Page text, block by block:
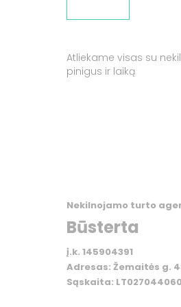
Atliekame visas su
pinigus ir laiką
Nekilnojamo turto
Būsterta
į.k. 145904391
Adresas: Žemaitės g.
Sąskaita: